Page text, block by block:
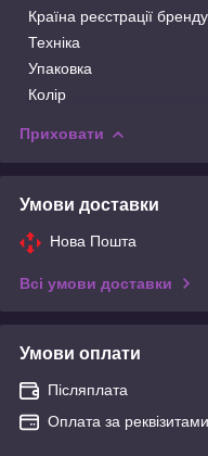
Країна реєстрації бренду
Техніка
Упаковка
Колір
Приховати
Умови доставки
Нова Пошта
Всі умови доставки
Умови оплати
Післяплата
Оплата за реквізитами